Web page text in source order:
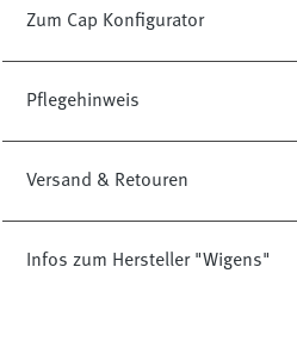
Zum Cap Konfigurator
Pflegehinweis
Versand & Retouren
Infos zum Hersteller "Wigens"